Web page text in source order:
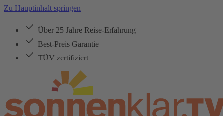
Zu Hauptinhalt springen
Über 25 Jahre Reise-Erfahrung
Best-Preis Garantie
TÜV zertifiziert